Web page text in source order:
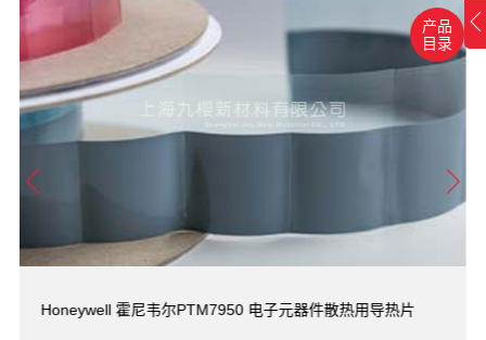
产品
目录
Honeywell 霍尼韦尔PTM7950 电子元器件散热用导热片